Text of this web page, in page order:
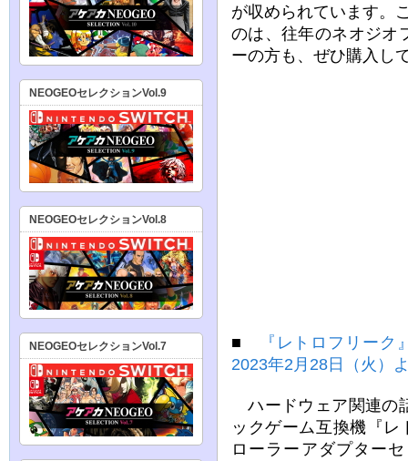
が収められています。
のは、往年のネオジオ
ーの方も、ぜひ購入し
■
『レトロフリー
2023年2月28日（火）
ハードウェア関連の
ックゲーム互換機『
ローラーアダプター
NEOGEOセレクションVol.9
NEOGEOセレクションVol.8
NEOGEOセレクションVol.7